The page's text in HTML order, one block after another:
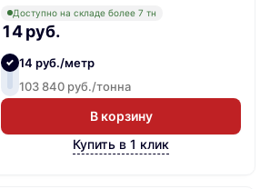
Доступно на складе более 7 тн
14 руб.
14 руб./метр
103 840 руб./тонна
В корзину
Купить в 1 клик